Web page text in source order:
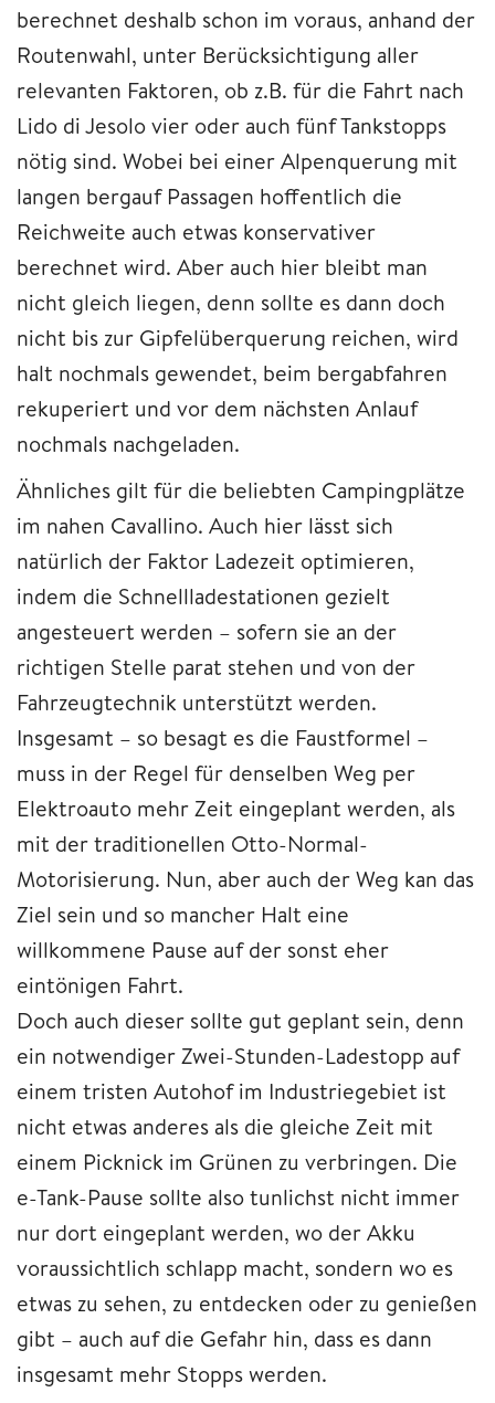
berechnet deshalb schon im voraus, anhand der
Routenwahl, unter Berücksichtigung aller
relevanten Faktoren, ob z.B. für die Fahrt nach
Lido di Jesolo vier oder auch fünf Tankstopps
nötig sind. Wobei bei einer Alpenquerung mit
langen bergauf Passagen hoffentlich die
Reichweite auch etwas konservativer
berechnet wird. Aber auch hier bleibt man
nicht gleich liegen, denn sollte es dann doch
nicht bis zur Gipfelüberquerung reichen, wird
halt nochmals gewendet, beim bergabfahren
rekuperiert und vor dem nächsten Anlauf
nochmals nachgeladen.
Ähnliches gilt für die beliebten Campingplätze
im nahen Cavallino. Auch hier lässt sich
natürlich der Faktor Ladezeit optimieren,
indem die Schnellladestationen gezielt
angesteuert werden – sofern sie an der
richtigen Stelle parat stehen und von der
Fahrzeugtechnik unterstützt werden.
Insgesamt – so besagt es die Faustformel –
muss in der Regel für denselben Weg per
Elektroauto mehr Zeit eingeplant werden, als
mit der traditionellen Otto-Normal-
Motorisierung. Nun, aber auch der Weg kan das
Ziel sein und so mancher Halt eine
willkommene Pause auf der sonst eher
eintönigen Fahrt.
Doch auch dieser sollte gut geplant sein, denn
ein notwendiger Zwei-Stunden-Ladestopp auf
einem tristen Autohof im Industriegebiet ist
nicht etwas anderes als die gleiche Zeit mit
einem Picknick im Grünen zu verbringen. Die
e-Tank-Pause sollte also tunlichst nicht immer
nur dort eingeplant werden, wo der Akku
voraussichtlich schlapp macht, sondern wo es
etwas zu sehen, zu entdecken oder zu genießen
gibt – auch auf die Gefahr hin, dass es dann
insgesamt mehr Stopps werden.